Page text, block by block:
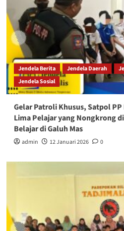
Jendela Berita Jendela Daerah
Jendela Sosial
Gelar Patroli Khusus, Satpol
Lima Pelajar yang Nongkrong
Belajar di Galuh Mas
admin 12 Januari 2026 0